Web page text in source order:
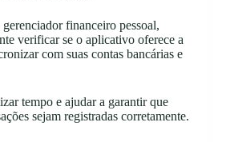
financeiro pessoal,
verificar se o aplicativo oferece a
com suas contas bancárias e
tempo e ajudar a garantir que
sejam registradas corretamente.